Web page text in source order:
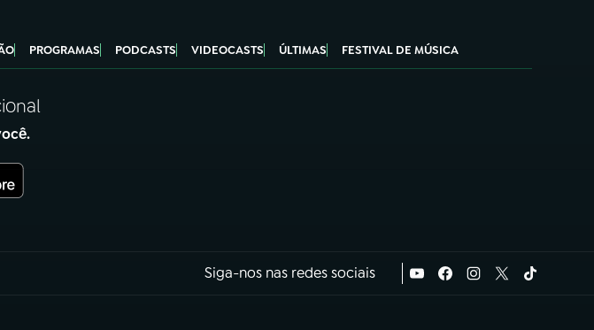
PROGRAMAS PODCASTS VIDEOCASTS ÚLTIMAS FESTIVAL DE MÚSICA
Siga-nos nas redes sociais